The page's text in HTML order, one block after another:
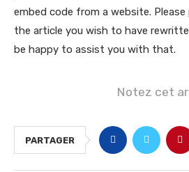
embed code from a website.
the article you wish to have
be happy to assist you with that.
Notez cet
PARTAGER